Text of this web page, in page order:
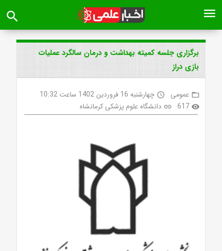
menu
search
برگزاری جلسه کمیته بهداشت و درمان سالگرد عملیات
بازی دراز
folder_open عمومی access_time چهارشنبه 16 فروردین 1402 ساعت 10:32
visibility
617
link دانشگاه علوم پزشکی کرمانشاه